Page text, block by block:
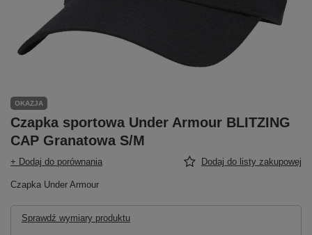
OKAZJA
Czapka sportowa Under Armour BLITZING
CAP Granatowa S/M
+ Dodaj do porównania Dodaj do listy zakupowej
Czapka Under Armour
Sprawdź wymiary produktu